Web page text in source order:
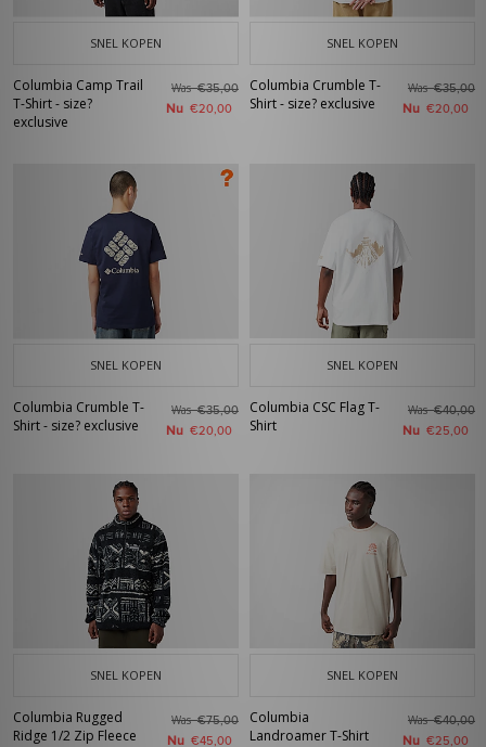
SNEL KOPEN
Columbia Camp Trail
T-Shirt - size?
exclusive
Was€35,00
Nu €20,00
SNEL KOPEN
Columbia Crumble T-
Shirt - size? exclusive
Was€35,00
Nu €20,00
SNEL KOPEN
Columbia Crumble T-
Shirt - size? exclusive
Was€35,00
Nu €20,00
SNEL KOPEN
Columbia CSC Flag T-
Shirt
Was€40,00
Nu €25,00
SNEL KOPEN
Columbia Rugged
Ridge 1/2 Zip Fleece
Was€75,00
Nu €45,00
SNEL KOPEN
Columbia
Landroamer T-Shirt
Was€40,00
Nu €25,00